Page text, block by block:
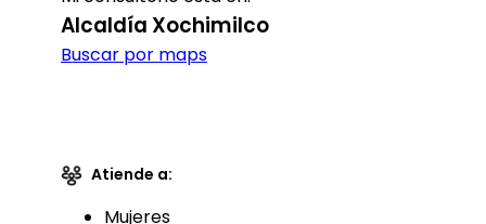
Alcaldía Xochimilco
Buscar por maps
Atiende a:
Mujeres